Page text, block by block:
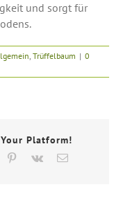
und sorgt für
, Trüffelbaum | 0
Platform!
Pinterest
Vk
E-